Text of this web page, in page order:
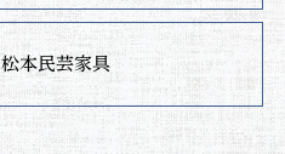
松本民芸家具